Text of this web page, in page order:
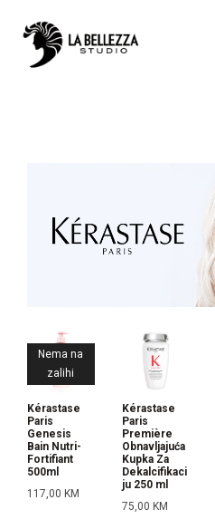
Nema na
zalihi
Kérastase
Paris
Genesis
Bain Nutri-
Fortifiant
500ml
117,00 KM
Kérastase
Paris
Première
Obnavljajuća
Kupka Za
Dekalcifikaci
ju 250 ml
75,00 KM